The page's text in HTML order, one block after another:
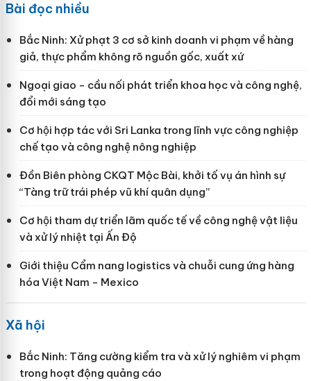
Bài đọc nhiều
Bắc Ninh: Xử phạt 3 cơ sở kinh doanh vi phạm về hàng
giả, thực phẩm không rõ nguồn gốc, xuất xứ
Ngoại giao - cầu nối phát triển khoa học và công nghệ,
đổi mới sáng tạo
Cơ hội hợp tác với Sri Lanka trong lĩnh vực công nghiệp
chế tạo và công nghệ nông nghiệp
Đồn Biên phòng CKQT Mộc Bài, khởi tố vụ án hình sự
“Tàng trữ trái phép vũ khí quân dụng”
Cơ hội tham dự triển lãm quốc tế về công nghệ vật liệu
và xử lý nhiệt tại Ấn Độ
Giới thiệu Cẩm nang logistics và chuỗi cung ứng hàng
hóa Việt Nam - Mexico
Xã hội
Bắc Ninh: Tăng cường kiểm tra và xử lý nghiêm vi phạm
trong hoạt động quảng cáo